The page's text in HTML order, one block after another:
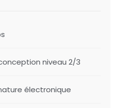
niveau 2/3
électronique